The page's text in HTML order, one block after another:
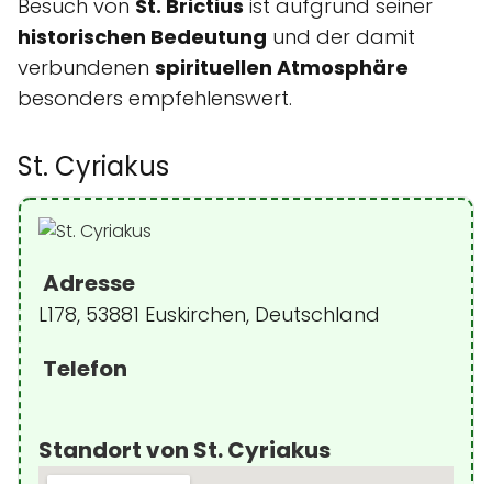
Besuch von St. Brictius ist aufgrund seiner
historischen Bedeutung und der damit
verbundenen spirituellen Atmosphäre
besonders empfehlenswert.
St. Cyriakus
Adresse
L178, 53881 Euskirchen, Deutschland
Telefon
Standort von St. Cyriakus